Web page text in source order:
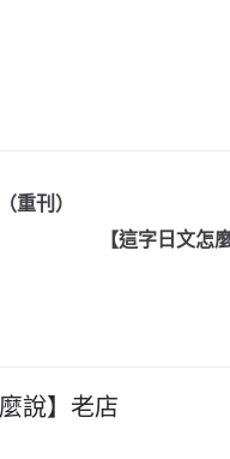
重刊）
【這字日文怎
說】老店